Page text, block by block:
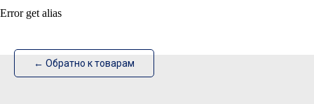
ИзотехПро
← Обратно к товарам
Error get alias